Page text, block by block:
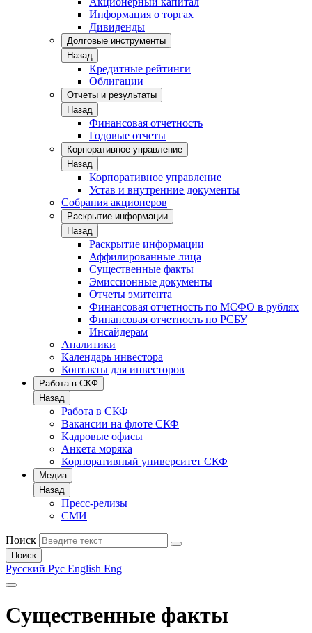
Информация о торгах
Дивиденды
Долговые инструменты
Назад
Кредитные рейтинги
Облигации
Отчеты и результаты
Назад
Финансовая отчетность
Годовые отчеты
Корпоративное управление
Назад
Корпоративное управление
Устав и внутренние документы
Собрания акционеров
Раскрытие информации
Назад
Раскрытие информации
Аффилированные лица
Существенные факты
Эмиссионные документы
Отчеты эмитента
Финансовая отчетность по МСФО в рублях
Финансовая отчетность по РСБУ
Инсайдерам
Аналитики
Календарь инвестора
Контакты для инвесторов
Работа в СКФ
Назад
Работа в СКФ
Вакансии на флоте СКФ
Кадровые офисы
Анкета моряка
Корпоративный университет СКФ
Медиа
Назад
Пресс-релизы
СМИ
Поиск
Поиск
Русский Рус English Eng
Существенные факты